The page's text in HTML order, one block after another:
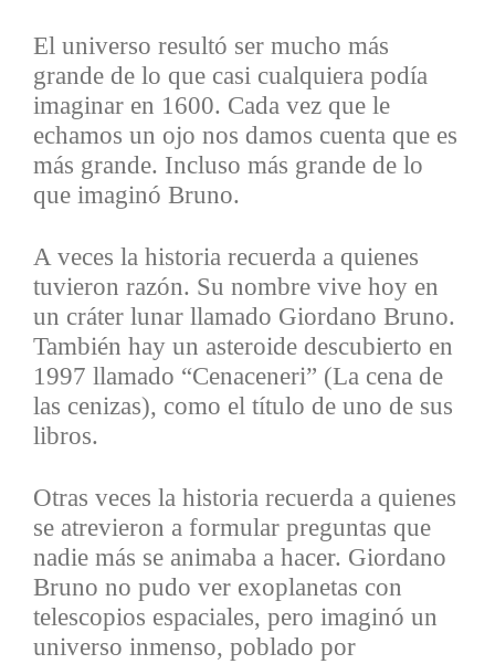
El universo resultó ser mucho más
grande de lo que casi cualquiera podía
imaginar en 1600. Cada vez que le
echamos un ojo nos damos cuenta que es
más grande. Incluso más grande de lo
que imaginó Bruno.
A veces la historia recuerda a quienes
tuvieron razón. Su nombre vive hoy en
un cráter lunar llamado Giordano Bruno.
También hay un asteroide descubierto en
1997 llamado “Cenaceneri” (La cena de
las cenizas), como el título de uno de sus
libros.
Otras veces la historia recuerda a quienes
se atrevieron a formular preguntas que
nadie más se animaba a hacer. Giordano
Bruno no pudo ver exoplanetas con
telescopios espaciales, pero imaginó un
universo inmenso, poblado por